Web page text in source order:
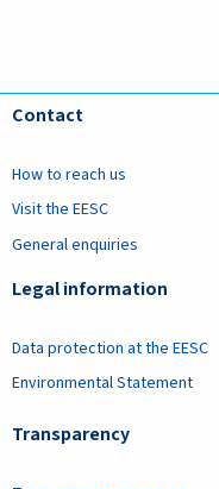
Contact
How to reach us
Visit the EESC
General enquiries
Legal information
Data protection at the EESC
Environmental Statement
Transparency